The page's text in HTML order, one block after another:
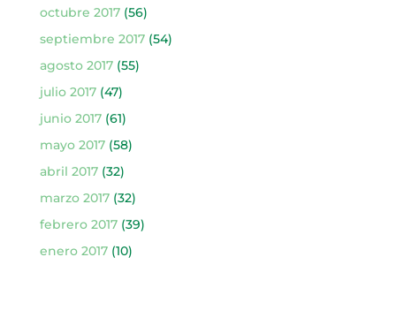
octubre 2017(56)
septiembre 2017(54)
agosto 2017(55)
julio 2017(47)
junio 2017(61)
mayo 2017(58)
abril 2017(32)
marzo 2017(32)
febrero 2017(39)
enero 2017(10)